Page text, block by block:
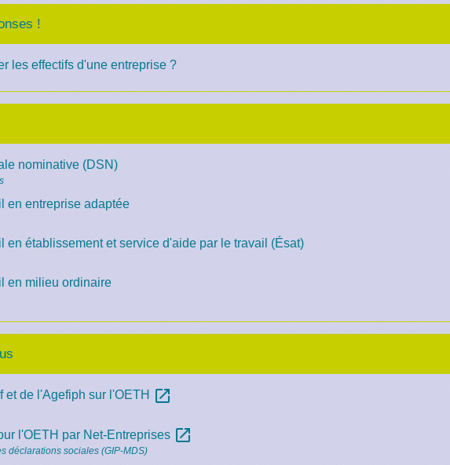
!
les effectifs d'une entreprise ?
nominative (DSN)
en entreprise adaptée
en établissement et service d'aide par le travail (Ésat)
en milieu ordinaire
et de l'Agefiph sur l'OETH open_in_new
l'OETH par Net-Entreprises open_in_new
déclarations sociales (GIP-MDS)